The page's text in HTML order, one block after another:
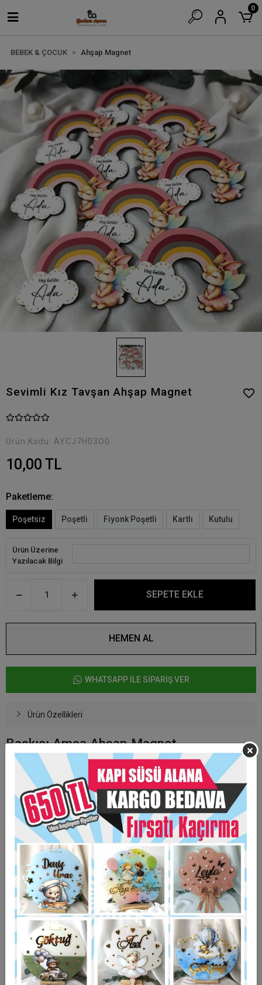
0
BEBEK & ÇOCUK Ahşap Magnet
Sevimli Kız Tavşan Ahşap Magnet
Ürün Kodu: AYCJ7H03O0
10,00 TL
Paketleme:
Poşetsiz Poşetli Fiyonk Poşetli Kartlı Kutulu
Ürün Üzerine
Yazılacak Bilgi
SEPETE EKLE
HEMEN AL
WHATSAPP İLE SİPARİŞ VER
Ürün Özellikleri
Baskıcı Amca Ahşap Magnet
EN AZ 30 ADET SİPARİŞ ALINMAKTADIR.
30 ADET SİPARİŞ ALTINDA OTAMATİK SİPARİŞLERİNİZ İPTAL
EDİLECEKTİR.
6*6 CM EBADINDIR
ARKASI MIKNATISLIDIR
KİŞİYE ÖZEL HAZIRLANMAKTADIR.
Taksit Seçenekleri
Garanti Ve Teslimat
Hızlı Gönderi Güvenli Alışveriş İade ve Değişim